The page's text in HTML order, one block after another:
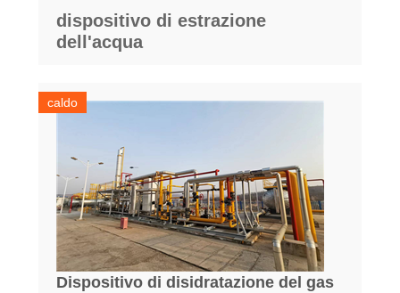
dispositivo di estrazione
dell'acqua
caldo
Dispositivo di disidratazione del gas